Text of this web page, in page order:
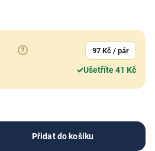
?
✓Ušetříte 41 Kč
97 Kč / pár
Přidat do košíku